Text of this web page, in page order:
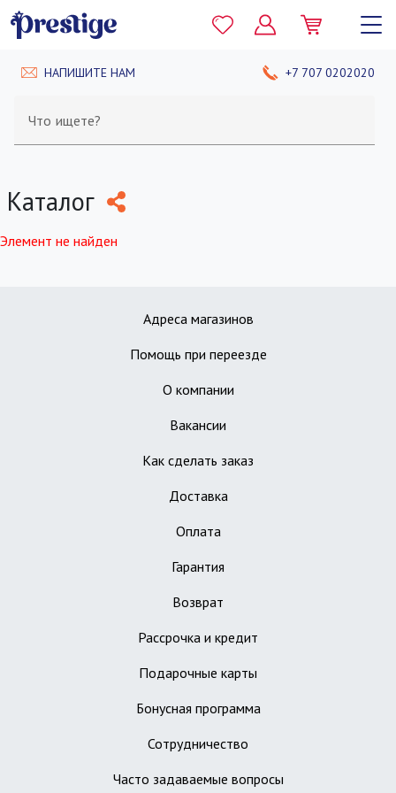
НАПИШИТЕ НАМ +7 707 0202020
Что ищете?
Каталог
Элемент не найден
Адреса магазинов
Помощь при переезде
О компании
Вакансии
Как сделать заказ
Доставка
Оплата
Гарантия
Возврат
Рассрочка и кредит
Подарочные карты
Бонусная программа
Сотрудничество
Часто задаваемые вопросы